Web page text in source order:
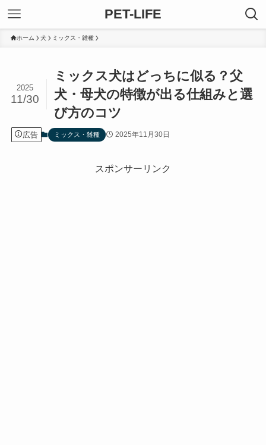
PET-LIFE
ホーム 犬 ミックス・雑種
ミックス犬はどっちに似る？父
犬・母犬の特徴が出る仕組みと選
び方のコツ
2025
11/30
広告 ミックス・雑種 2025年11月30日
スポンサーリンク